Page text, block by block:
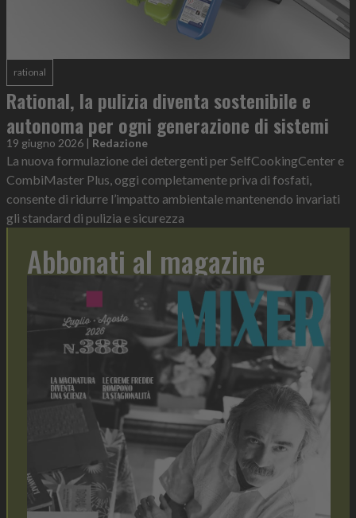
rational
Rational, la pulizia diventa sostenibile e
autonoma per ogni generazione di sistemi
19 giugno 2026 | Redazione
La nuova formulazione dei detergenti per SelfCookingCenter e
CombiMaster Plus, oggi completamente priva di fosfati,
consente di ridurre l’impatto ambientale mantenendo invariati
gli standard di pulizia e sicurezza
Abbonati al magazine